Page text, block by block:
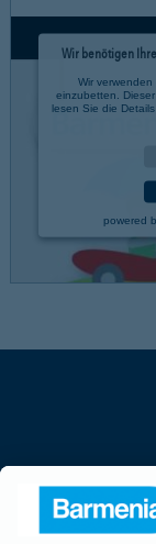
Wir benötigen
Wir
einzubetten.
lesen Sie die
powered